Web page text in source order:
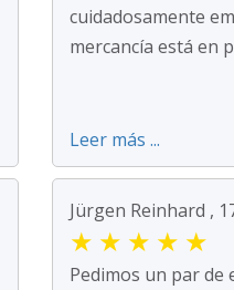
cuidadosamente
mercancía está en
Leer más ...
Jürgen Reinhard ,
★ ★ ★ ★ ★
Pedimos un par de